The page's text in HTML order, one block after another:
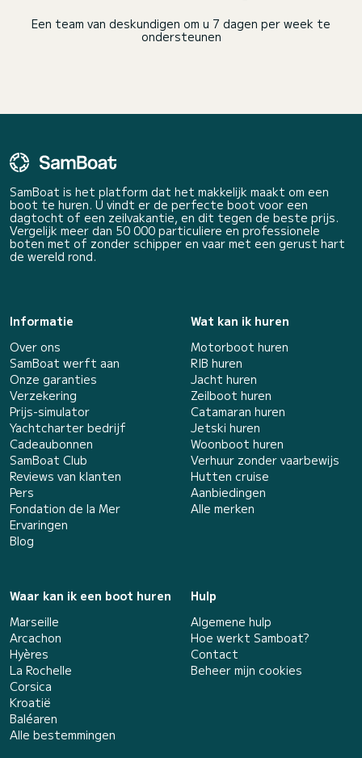
Een team van deskundigen om u 7 dagen per week te
ondersteunen
SamBoat is het platform dat het makkelijk maakt om een
boot te huren. U vindt er de perfecte boot voor een
dagtocht of een zeilvakantie, en dit tegen de beste prijs.
Vergelijk meer dan 50 000 particuliere en professionele
boten met of zonder schipper en vaar met een gerust hart
de wereld rond.
Informatie
Over ons
SamBoat werft aan
Onze garanties
Verzekering
Prijs-simulator
Yachtcharter bedrijf
Cadeaubonnen
SamBoat Club
Reviews van klanten
Pers
Fondation de la Mer
Ervaringen
Blog
Wat kan ik huren
Motorboot huren
RIB huren
Jacht huren
Zeilboot huren
Catamaran huren
Jetski huren
Woonboot huren
Verhuur zonder vaarbewijs
Hutten cruise
Aanbiedingen
Alle merken
Waar kan ik een boot huren
Marseille
Arcachon
Hyères
La Rochelle
Corsica
Kroatië
Baléaren
Alle bestemmingen
Hulp
Algemene hulp
Hoe werkt Samboat?
Contact
Beheer mijn cookies